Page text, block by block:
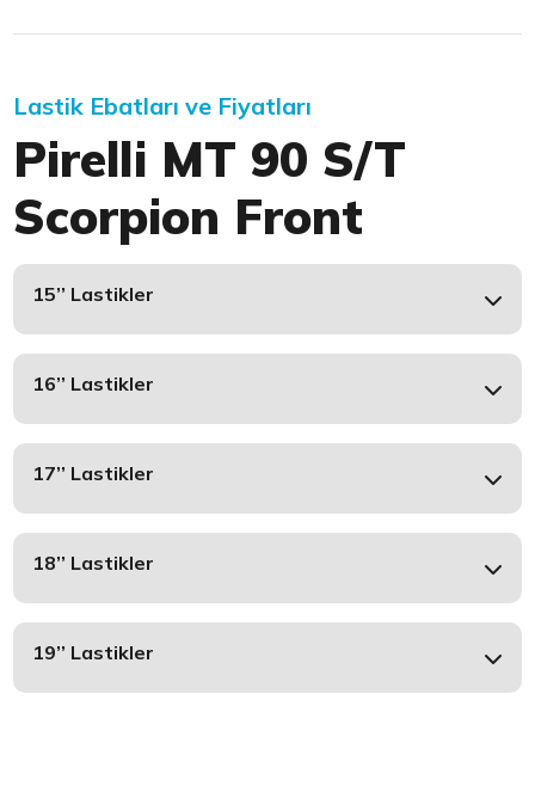
Lastik Ebatları ve Fiyatları
Pirelli MT 90 S/T
Scorpion Front
15’’ Lastikler
16’’ Lastikler
17’’ Lastikler
18’’ Lastikler
19’’ Lastikler